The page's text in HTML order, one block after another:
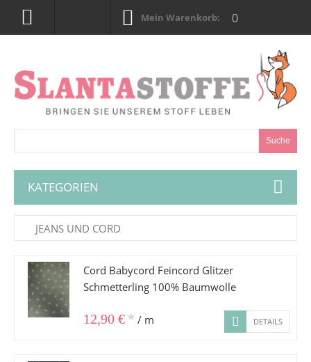
Mein Warenkorb: 0
Suche
KATEGORIEN
JEANS UND CORD
Cord Babycord Feincord Glitzer
Schmetterling 100% Baumwolle
12,90 € * / m DETAILS